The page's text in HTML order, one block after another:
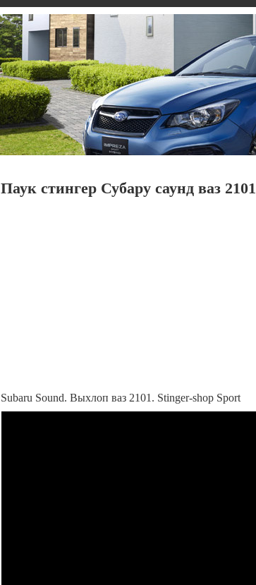
Паук стингер Субару саунд ваз 2101
Subaru Sound. Выхлоп ваз 2101. Stinger-shop Sport